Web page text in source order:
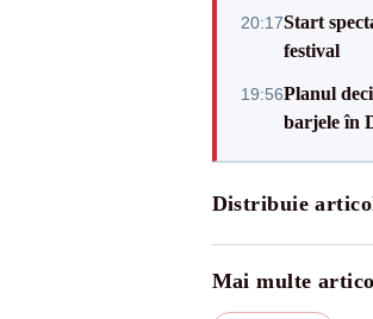
20:17Start
festival
19:56Planul
barjele în
Distribuie
Mai multe